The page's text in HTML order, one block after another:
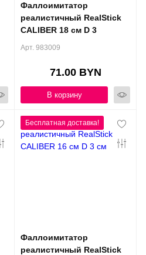
Фаллоимитатор
реалистичный RealStick
CALIBER 18 см D 3
Арт. 983009
71.00 BYN
В корзину
Фаллоимитатор
реалистичный RealStick